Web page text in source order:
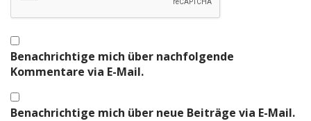
Benachrichtige mich über nachfolgende
Kommentare via E-Mail.
Benachrichtige mich über neue Beiträge via E-Mail.